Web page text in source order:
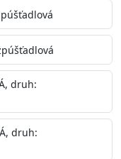
teplotu 35°C alebo
na
aplikácie
druh:
druh: